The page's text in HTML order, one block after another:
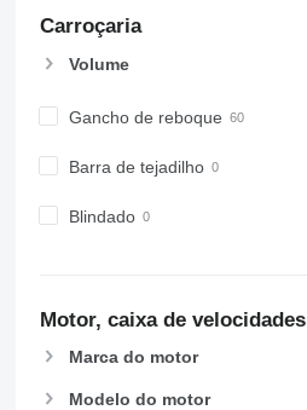
Carroçaria
Volume
Gancho de reboque
Barra de tejadilho
Blindado
Motor, caixa de velocidades
Marca do motor
Modelo do motor